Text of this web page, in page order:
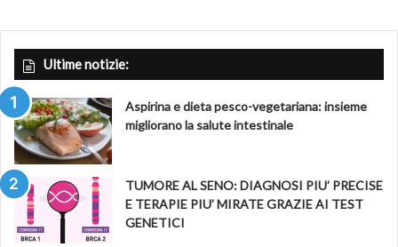
Ultime notizie:
Aspirina e dieta pesco-vegetariana: insieme
migliorano la salute intestinale
TUMORE AL SENO: DIAGNOSI PIU’ PRECISE
E TERAPIE PIU’ MIRATE GRAZIE AI TEST
GENETICI